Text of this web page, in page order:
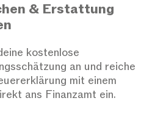
& Erstattung
kostenlose
an und reiche
mit einem
ans Finanzamt ein.